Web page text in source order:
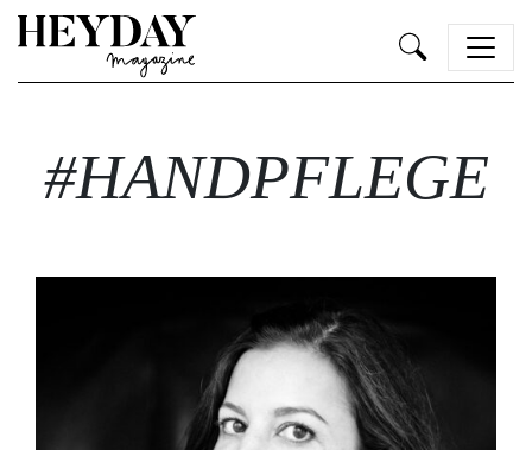
#HANDPFLEGE